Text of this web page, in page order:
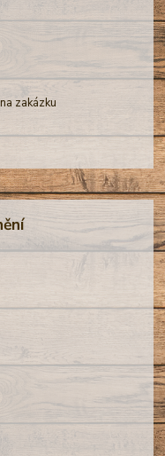
zakázku